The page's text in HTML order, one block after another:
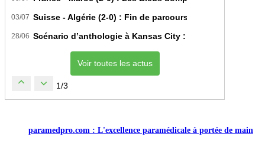
03/07 Suisse - Algérie (2-0) : Fin de parcours pour les Fennecs
28/06 Scénario d’anthologie à Kansas City : L’Algérie
Voir toutes les actus
1/3
paramedpro.com : L'excellence paramédicale à portée de main